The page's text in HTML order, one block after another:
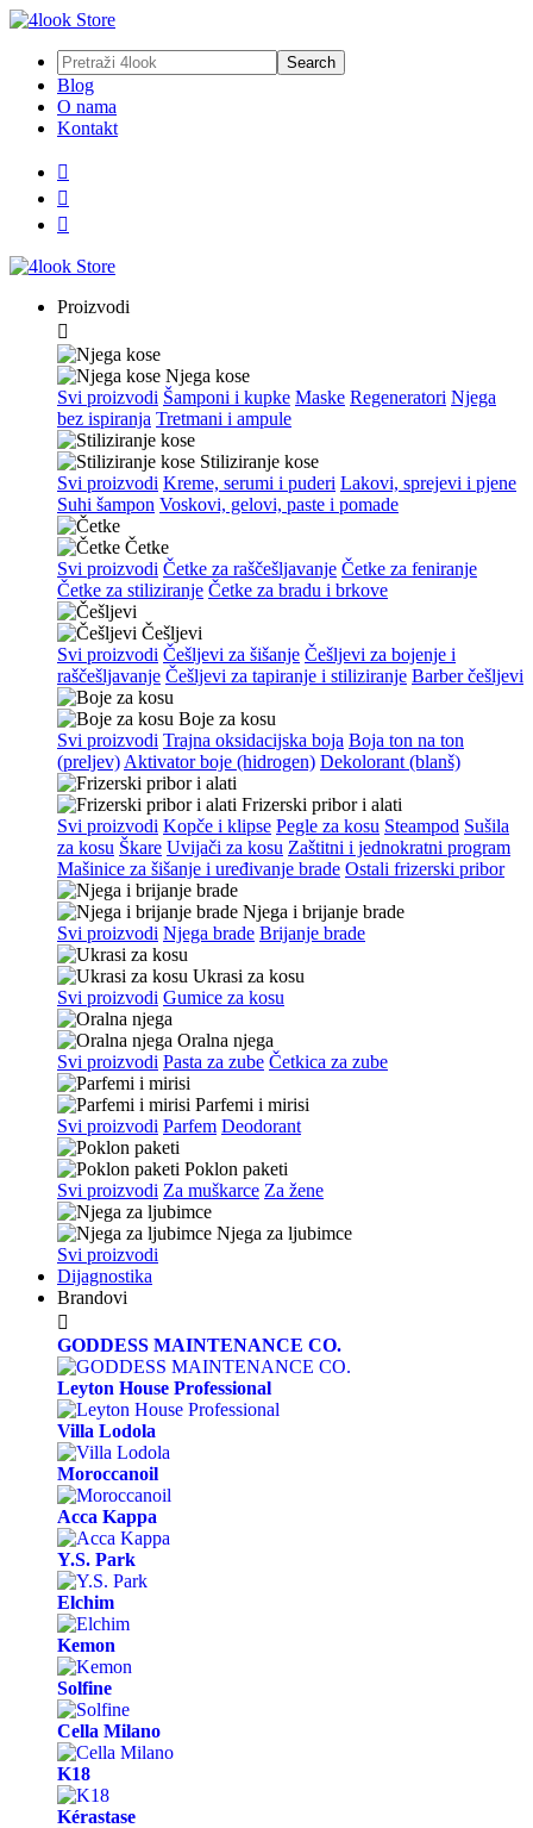
Blog
O nama
Kontakt



Proizvodi

Njega kose
Svi proizvodi Šamponi i kupke Maske Regeneratori Njega
bez ispiranja Tretmani i ampule
Stiliziranje kose
Svi proizvodi Kreme, serumi i puderi Lakovi, sprejevi i pjene
Suhi šampon Voskovi, gelovi, paste i pomade
Četke
Svi proizvodi Četke za raščešljavanje Četke za feniranje
Četke za stiliziranje Četke za bradu i brkove
Češljevi
Svi proizvodi Češljevi za šišanje Češljevi za bojenje i
raščešljavanje Češljevi za tapiranje i stiliziranje Barber češljevi
Boje za kosu
Svi proizvodi Trajna oksidacijska boja Boja ton na ton
(preljev) Aktivator boje (hidrogen) Dekolorant (blanš)
Frizerski pribor i alati
Svi proizvodi Kopče i klipse Pegle za kosu Steampod Sušila
za kosu Škare Uvijači za kosu Zaštitni i jednokratni program
Mašinice za šišanje i uređivanje brade Ostali frizerski pribor
Njega i brijanje brade
Svi proizvodi Njega brade Brijanje brade
Ukrasi za kosu
Svi proizvodi Gumice za kosu
Oralna njega
Svi proizvodi Pasta za zube Četkica za zube
Parfemi i mirisi
Svi proizvodi Parfem Deodorant
Poklon paketi
Svi proizvodi Za muškarce Za žene
Njega za ljubimce
Svi proizvodi
Dijagnostika
Brandovi

GODDESS MAINTENANCE CO.
Leyton House Professional
Villa Lodola
Moroccanoil
Acca Kappa
Y.S. Park
Elchim
Kemon
Solfine
Cella Milano
K18
Kérastase